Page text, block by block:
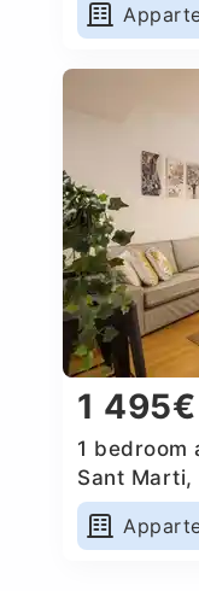
1 495€
1 bedroom
Sant Marti,